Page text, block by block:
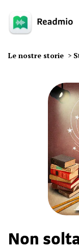
Le nostre storie >
Non